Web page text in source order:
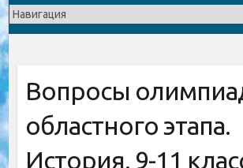
Вопросы
областного этапа.
История. 9-11